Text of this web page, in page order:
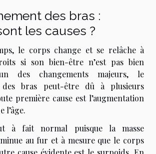
des bras :
les causes ?
le corps change et se relâche à
si son bien-être n’est pas bien
des changements majeurs, le
des bras peut-être dû à plusieurs
première cause est l’augmentation
l’âge.
à fait normal puisque la masse
au fur et à mesure que le corps